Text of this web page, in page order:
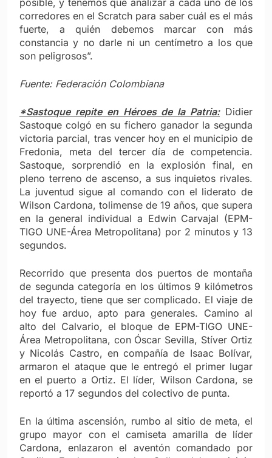
posible, y tenemos que analizar a cada uno de los
corredores en el Scratch para saber cuál es el más
fuerte, a quién debemos marcar con más
constancia y no darle ni un centímetro a los que
son peligrosos”.
Fuente: Federación Colombiana
*Sastoque repite en Héroes de la Patria:Didier
Sastoque colgó en su fichero ganador la segunda
victoria parcial, tras vencer hoy en el municipio de
Fredonia, meta del tercer día de competencia.
Sastoque, sorprendió en la explosión final, en
pleno terreno de ascenso, a sus inquietos rivales.
La juventud sigue al comando con el liderato de
Wilson Cardona, tolimense de 19 años, que supera
en la general individual a Edwin Carvajal (EPM-
TIGO UNE-Área Metropolitana) por 2 minutos y 13
segundos.
Recorrido que presenta dos puertos de montaña
de segunda categoría en los últimos 9 kilómetros
del trayecto, tiene que ser complicado. El viaje de
hoy fue arduo, apto para generales. Camino al
alto del Calvario, el bloque de EPM-TIGO UNE-
Área Metropolitana, con Óscar Sevilla, Stíver Ortiz
y Nicolás Castro, en compañía de Isaac Bolívar,
armaron el ataque que le entregó el primer lugar
en el puerto a Ortiz. El líder, Wilson Cardona, se
reportó a 17 segundos del colectivo de punta.
En la última ascensión, rumbo al sitio de meta, el
grupo mayor con el camiseta amarilla de líder
Cardona, enlazaron el aventón comandado por